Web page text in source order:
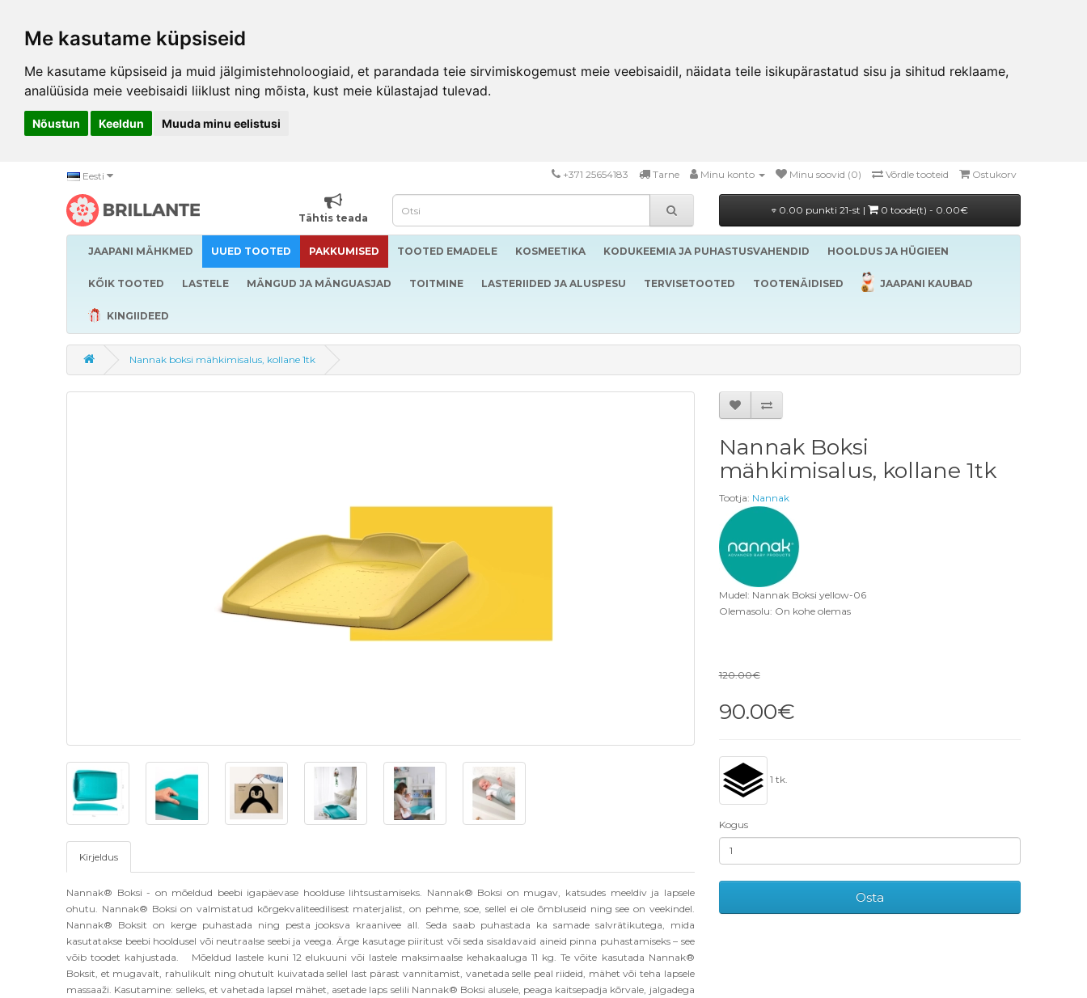
Me kasutame küpsiseid
Me kasutame küpsiseid ja muid jälgimistehnoloogiaid, et parandada teie sirvimiskogemust meie veebisaidil, näidata teile isikupärastatud sisu ja sihitud reklaame,
analüüsida meie veebisaidi liiklust ning mõista, kust meie külastajad tulevad.
Nõustun Keeldun Muuda minu eelistusi
Eesti +371 25654183 Tarne Minu konto Minu soovid (0) Võrdle tooteid Ostukorv
Tähtis teada
0.00 punkti 21-st | 0 toode(t) - 0.00€
JAAPANI MÄHKMED UUED TOOTED PAKKUMISED TOOTED EMADELE KOSMEETIKA KODUKEEMIA JA PUHASTUSVAHENDID HOOLDUS JA HÜGIEEN
KÕIK TOOTED LASTELE MÄNGUD JA MÄNGUASJAD TOITMINE LASTERIIDED JA ALUSPESU TERVISETOOTED TOOTENÄIDISED JAAPANI KAUBAD
KINGIIDEED
Nannak boksi mähkimisalus, kollane 1tk
Kirjeldus
Nannak® Boksi - on mõeldud beebi igapäevase hoolduse lihtsustamiseks. Nannak® Boksi on mugav, katsudes meeldiv ja lapsele
ohutu. Nannak® Boksi on valmistatud kõrgekvaliteedilisest materjalist, on pehme, soe, sellel ei ole õmbluseid ning see on veekindel.
Nannak® Boksit on kerge puhastada ning pesta jooksva kraanivee all. Seda saab puhastada ka samade salvrätikutega, mida
kasutatakse beebi hooldusel või neutraalse seebi ja veega. Ärge kasutage piiritust või seda sisaldavaid aineid pinna puhastamiseks – see
võib toodet kahjustada. Mõeldud lastele kuni 12 elukuuni või lastele maksimaalse kehakaaluga 11 kg. Te võite kasutada Nannak®
Boksit, et mugavalt, rahulikult ning ohutult kuivatada sellel last pärast vannitamist, vanetada selle peal riideid, mähet või teha lapsele
massaaži. Kasutamine: selleks, et vahetada lapsel mähet, asetade laps selili Nannak® Boksi alusele, peaga kaitsepadja kõrvale, jalgadega
Nannak Boksi
mähkimisalus, kollane 1tk
Tootja: Nannak
Mudel: Nannak Boksi yellow-06
Olemasolu: On kohe olemas
120.00€
90.00€
1 tk.
Kogus
Osta